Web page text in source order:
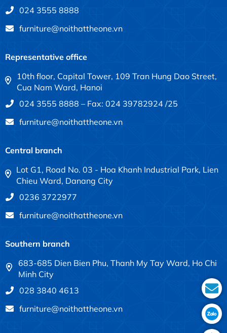
024 3555 8888
furniture@noithattheone.vn
Representative office
10th floor, Capital Tower, 109 Tran Hung Dao Street,
Cua Nam Ward, Hanoi
024 3555 8888 – Fax: 024 39782924 /25
furniture@noithattheone.vn
Central branch
Lot G1, Road No. 03 - Hoa Khanh Industrial Park, Lien
Chieu Ward, Danang City
0236 3722977
furniture@noithattheone.vn
Southern branch
683-685 Dien Bien Phu, Thanh My Tay Ward, Ho Chi
Minh City
028 3840 4613
furniture@noithattheone.vn